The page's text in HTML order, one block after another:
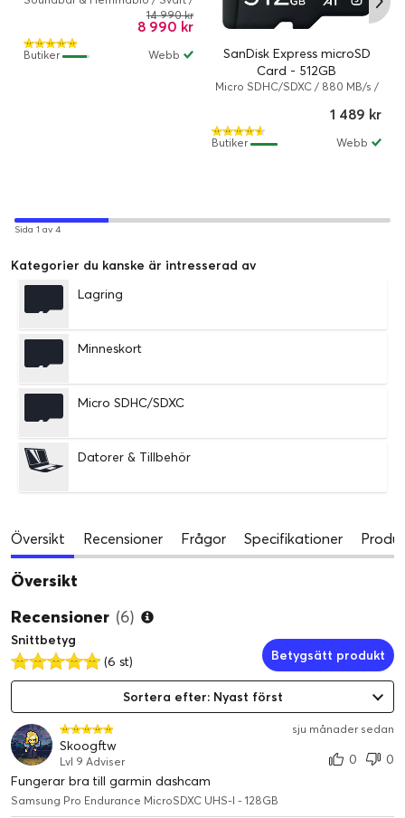
Kabelansluten, Trådlös
8 990 kr
14 990 kr
Webb
Butiker
SanDisk Express microSD
Card - 512GB
Micro SDHC/SDXC / 880 MB/s /
UHS-I minneskort / 512 GB
1 489 kr
Webb
Butiker
Sida 1 av 4
Kategorier du kanske är intresserad av
Lagring
Minneskort
Micro SDHC/SDXC
Datorer & Tillbehör
Översikt Recensioner Frågor Specifikationer
Översikt
Recensioner (6)
Snittbetyg
(6 st)
Betygsätt produkt
Sortera efter: Nyast först
sju månader sedan
Skoogftw
Lvl 9 Adviser 0
0
Fungerar bra till garmin dashcam
Samsung Pro Endurance MicroSDXC UHS-I - 128GB